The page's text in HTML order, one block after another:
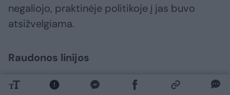
negaliojo, praktinėje politikoje į jas buvo
atsižvelgiama.
Raudonos linijos
A. Valionio vertinimu, kol Rusija tik grasino,